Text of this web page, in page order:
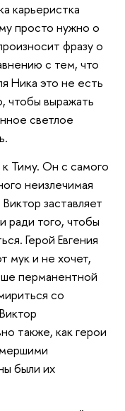
карьеристка
просто нужно о
фразу о
с тем, что
Ника это не есть
чтобы выражать
светлое
Тиму. Он с самого
неизлечимая
заставляет
ради того, чтобы
Герой Евгения
мук и не хочет,
перманентной
со
также, как герои
были их